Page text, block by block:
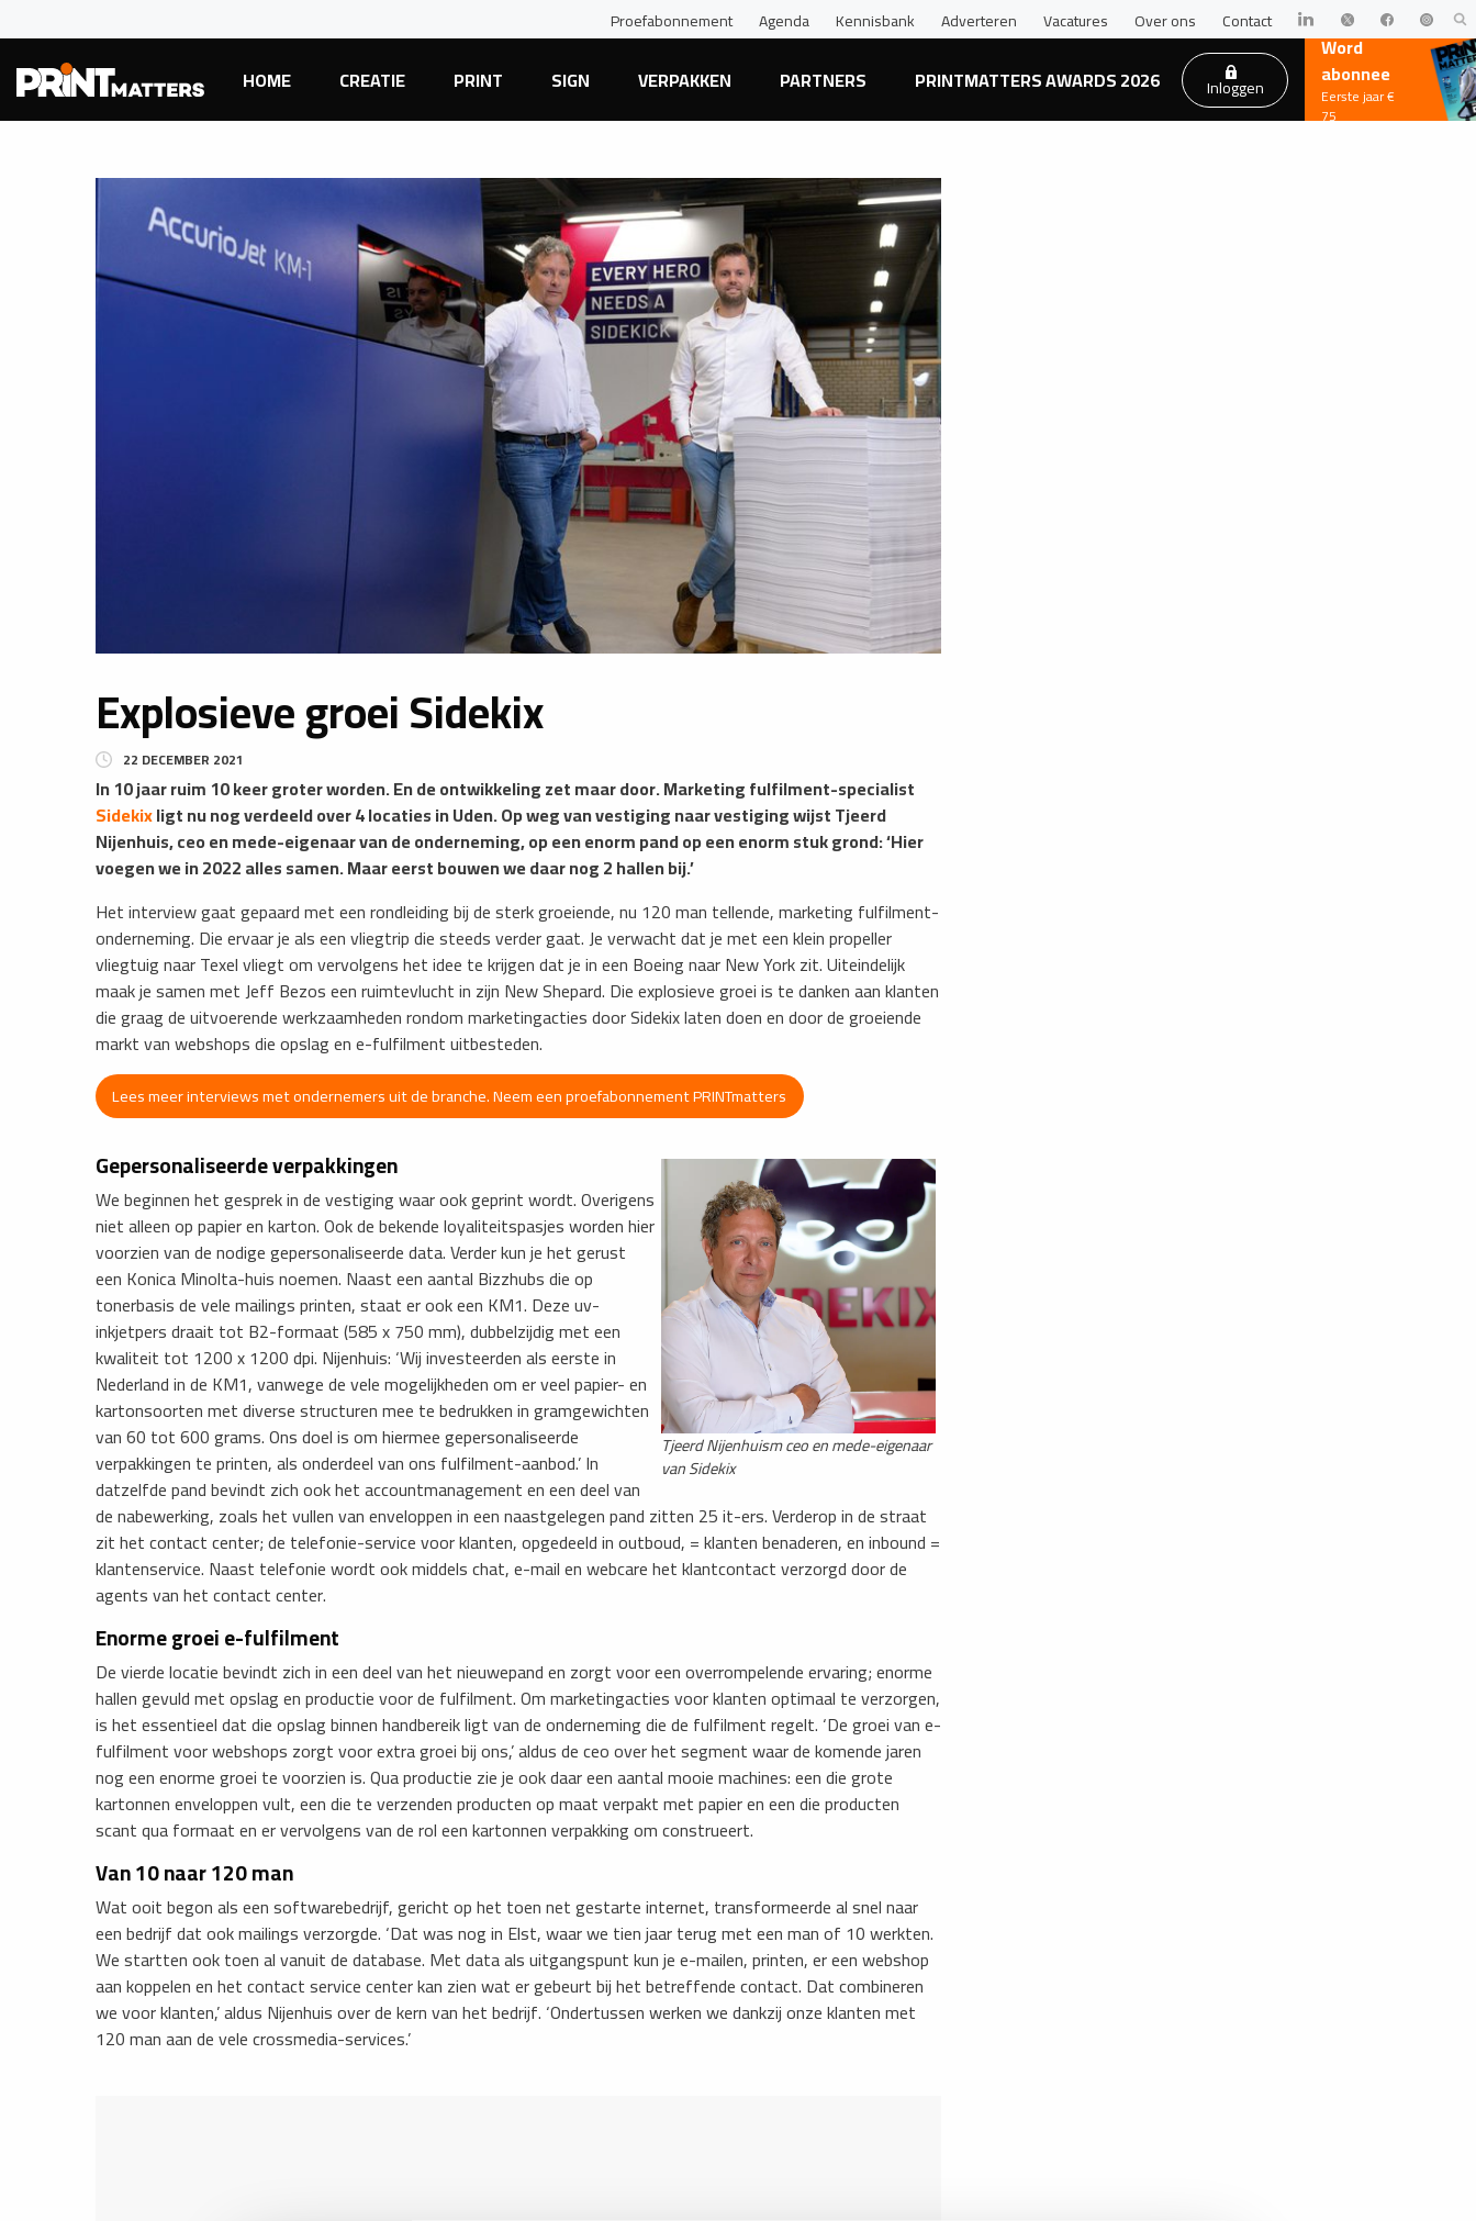
Proefabonnement Agenda Kennisbank Adverteren Vacatures Over ons Contact
HOME CREATIE PRINT SIGN VERPAKKEN PARTNERS PRINTMATTERS AWARDS 2026 Inloggen
Word
abonnee
Eerste jaar €
75
Explosieve groei Sidekix
22 DECEMBER 2021
In 10 jaar ruim 10 keer groter worden. En de ontwikkeling zet maar door. Marketing fulfilment-specialist
Sidekixligt nu nog verdeeld over 4 locaties in Uden. Op weg van vestiging naar vestiging wijst Tjeerd
Nijenhuis, ceo en mede-eigenaar van de onderneming, op een enorm pand op een enorm stuk grond: ‘Hier
voegen we in 2022 alles samen. Maar eerst bouwen we daar nog 2 hallen bij.’
Het interview gaat gepaard met een rondleiding bij de sterk groeiende, nu 120 man tellende, marketing fulfilment-
onderneming. Die ervaar je als een vliegtrip die steeds verder gaat. Je verwacht dat je met een klein propeller
vliegtuig naar Texel vliegt om vervolgens het idee te krijgen dat je in een Boeing naar New York zit. Uiteindelijk
maak je samen met Jeff Bezos een ruimtevlucht in zijn New Shepard. Die explosieve groei is te danken aan klanten
die graag de uitvoerende werkzaamheden rondom marketingacties door Sidekix laten doen en door de groeiende
markt van webshops die opslag en e-fulfilment uitbesteden.
Lees meer interviews met ondernemers uit de branche. Neem een proefabonnement PRINTmatters
Tjeerd Nijenhuism ceo en mede-eigenaar
van Sidekix
Gepersonaliseerde verpakkingen
We beginnen het gesprek in de vestiging waar ook geprint wordt. Overigens
niet alleen op papier en karton. Ook de bekende loyaliteitspasjes worden hier
voorzien van de nodige gepersonaliseerde data. Verder kun je het gerust
een Konica Minolta-huis noemen. Naast een aantal Bizzhubs die op
tonerbasis de vele mailings printen, staat er ook een KM1. Deze uv-
inkjetpers draait tot B2-formaat (585 x 750 mm), dubbelzijdig met een
kwaliteit tot 1200 x 1200 dpi. Nijenhuis: ‘Wij investeerden als eerste in
Nederland in de KM1, vanwege de vele mogelijkheden om er veel papier- en
kartonsoorten met diverse structuren mee te bedrukken in gramgewichten
van 60 tot 600 grams. Ons doel is om hiermee gepersonaliseerde
verpakkingen te printen, als onderdeel van ons fulfilment-aanbod.’ In
datzelfde pand bevindt zich ook het accountmanagement en een deel van
de nabewerking, zoals het vullen van enveloppen in een naastgelegen pand zitten 25 it-ers. Verderop in de straat
zit het contact center; de telefonie-service voor klanten, opgedeeld in outboud, = klanten benaderen, en inbound =
klantenservice. Naast telefonie wordt ook middels chat, e-mail en webcare het klantcontact verzorgd door de
agents van het contact center.
Enorme groei e-fulfilment
De vierde locatie bevindt zich in een deel van het nieuwepand en zorgt voor een overrompelende ervaring; enorme
hallen gevuld met opslag en productie voor de fulfilment. Om marketingacties voor klanten optimaal te verzorgen,
is het essentieel dat die opslag binnen handbereik ligt van de onderneming die de fulfilment regelt. ‘De groei van e-
fulfilment voor webshops zorgt voor extra groei bij ons,’ aldus de ceo over het segment waar de komende jaren
nog een enorme groei te voorzien is. Qua productie zie je ook daar een aantal mooie machines: een die grote
kartonnen enveloppen vult, een die te verzenden producten op maat verpakt met papier en een die producten
scant qua formaat en er vervolgens van de rol een kartonnen verpakking om construeert.
Van 10 naar 120 man
Wat ooit begon als een softwarebedrijf, gericht op het toen net gestarte internet, transformeerde al snel naar
een bedrijf dat ook mailings verzorgde. ‘Dat was nog in Elst, waar we tien jaar terug met een man of 10 werkten.
We startten ook toen al vanuit de database. Met data als uitgangspunt kun je e-mailen, printen, er een webshop
aan koppelen en het contact service center kan zien wat er gebeurt bij het betreffende contact. Dat combineren
we voor klanten,’ aldus Nijenhuis over de kern van het bedrijf. ‘Ondertussen werken we dankzij onze klanten met
120 man aan de vele crossmedia-services.’